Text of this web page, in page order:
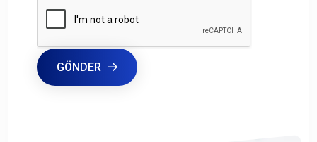
GÖNDER